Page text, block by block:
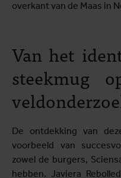
overkant van de Maas in
Van het
steekmug
De ontdekking van
voorbeeld van
zowel de burgers,
hebben. Javiera